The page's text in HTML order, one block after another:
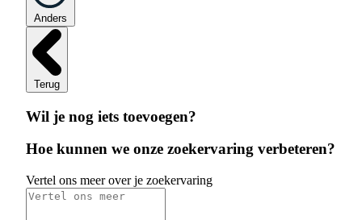
Anders
Terug
Wil je nog iets toevoegen?
Hoe kunnen we onze zoekervaring verbeteren?
Vertel ons meer over je zoekervaring